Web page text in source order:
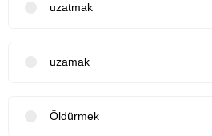
uzatmak
uzamak
Öldürmek